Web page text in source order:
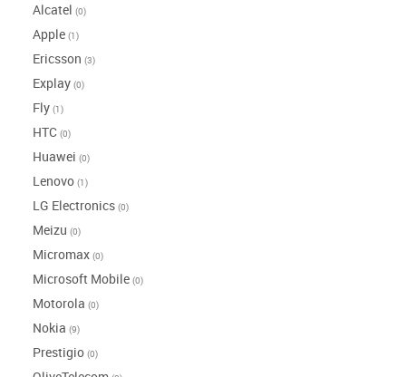
Alcatel (0)
Apple (1)
Ericsson (3)
Explay (0)
Fly (1)
HTC (0)
Huawei (0)
Lenovo (1)
LG Electronics (0)
Meizu (0)
Micromax (0)
Microsoft Mobile (0)
Motorola (0)
Nokia (9)
Prestigio (0)